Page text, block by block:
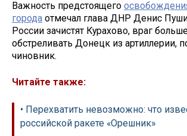
Важность предстоящего
города отмечал глава ДНР Денис
России зачистят Курахово, враг
обстреливать Донецк из артиллерии,
чиновник.
Читайте также:
• Перехватить невозможно: что
российской ракете «Орешник»